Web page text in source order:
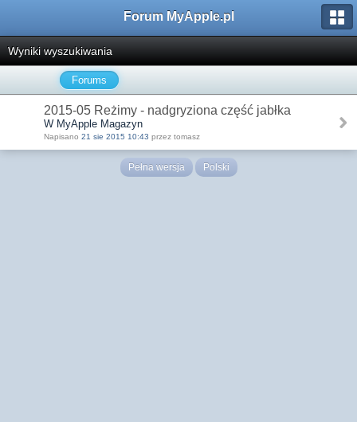
Forum MyApple.pl
Wyniki wyszukiwania
Forums
2015-05 Reżimy - nadgryziona część jabłka
W MyApple Magazyn
Napisano 21 sie 2015 10:43 przez tomasz
Pełna wersja Polski